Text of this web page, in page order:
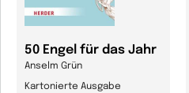
50 Engel für das Jahr
Anselm Grün
Kartonierte Ausgabe